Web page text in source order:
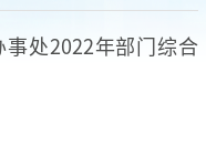
处2022年部门综合